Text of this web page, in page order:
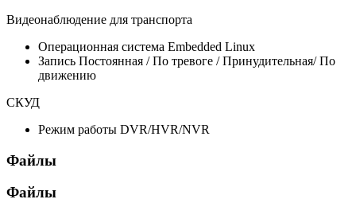
Видеонаблюдение для транспорта
Операционная система Embedded Linux
Запись Постоянная / По тревоге / Принудительная/ По
движению
СКУД
Режим работы DVR/HVR/NVR
Файлы
Файлы